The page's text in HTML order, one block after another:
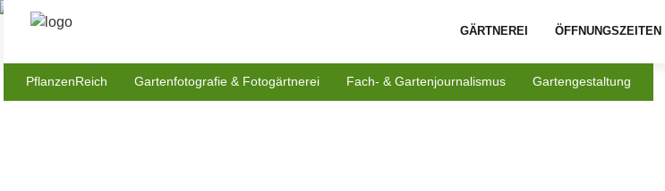
GÄRTNEREI ÖFFNUNGSZEITEN
PflanzenReich Gartenfotografie & Fotogärtnerei Fach- & Gartenjournalismus Gartengestaltung